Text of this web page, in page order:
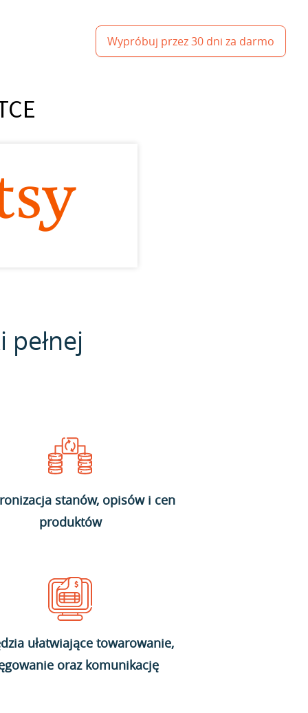
Wypróbuj przez 30 dni za darmo
stanów, opisów i cen
produktów
ułatwiające towarowanie,
oraz komunikację